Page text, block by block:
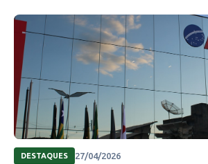
DESTAQUES 27/04/2026